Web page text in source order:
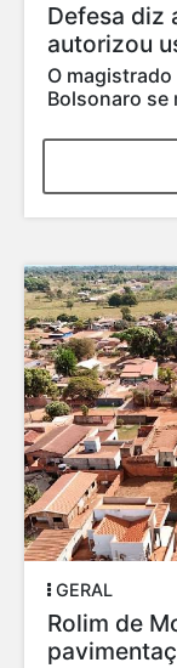
Defesa diz
autorizou
O
Bolsonaro
GERAL
Rolim de